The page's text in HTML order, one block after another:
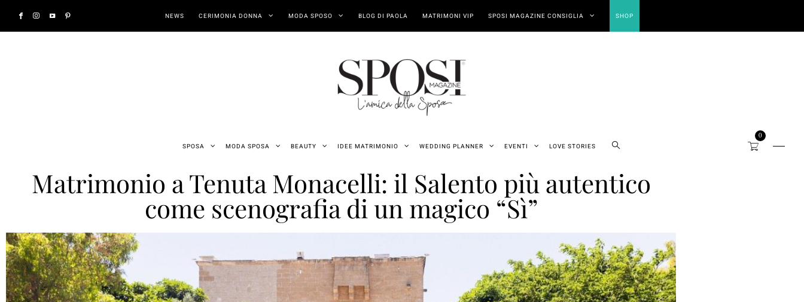
NEWS CERIMONIA DONNA MODA SPOSO BLOG DI PAOLA MATRIMONI VIP SPOSI MAGAZINE CONSIGLIA SHOP
SPOSA MODA SPOSA BEAUTY IDEE MATRIMONIO WEDDING PLANNER EVENTI LOVE STORIES
0
Matrimonio a Tenuta Monacelli: il Salento più autentico
come scenografia di un magico “Sì”